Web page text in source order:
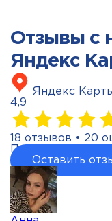
Отзывы с
Яндекс
Яндекс
4,9
18 отзывов • 20
Поставьте нам
Оставить